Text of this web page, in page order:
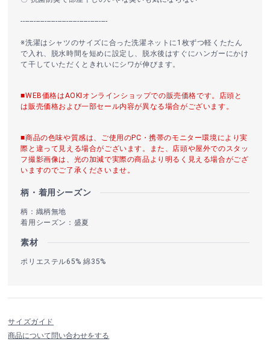
----------------------------------------
※洗濯はシャツのサイズに合った洗濯ネットに1枚ずつ軽くたたん
で入れ、脱水時間を短めに設定し、脱水後はすぐにハンガーにかけ
て干していただくときれいにシワが伸びます。
■WEB価格はAOKIオンラインショップでの販売価格です。店頭と
は販売価格および一部セール内容が異なる場合がございます。
■商品の色味や質感は、ご使用のPC・携帯のモニター環境により実
際と違って見える場合がございます。また、店頭や屋外でのスタッ
フ撮影画像は、光の加減で実際の商品より明るく見える場合がござ
いますのでご了承くださいませ。
柄・着用シーズン
柄：織柄無地
着用シーズン：盛夏
素材
ポリエステル65% 綿35%
サイズガイド
商品について問い合わせをする